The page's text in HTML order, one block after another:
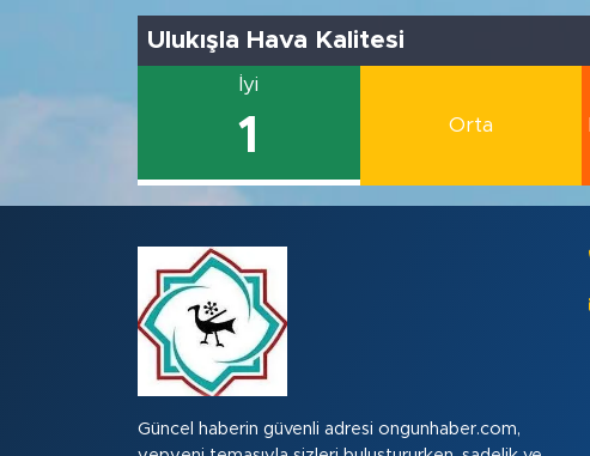
Ulukışla Hava Kalitesi
İyi
1 Orta
Güncel haberin güvenli adresi ongunhaber.com,